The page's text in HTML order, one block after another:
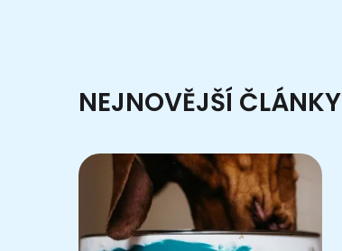
NEJNOVĚJŠÍ ČLÁNKY